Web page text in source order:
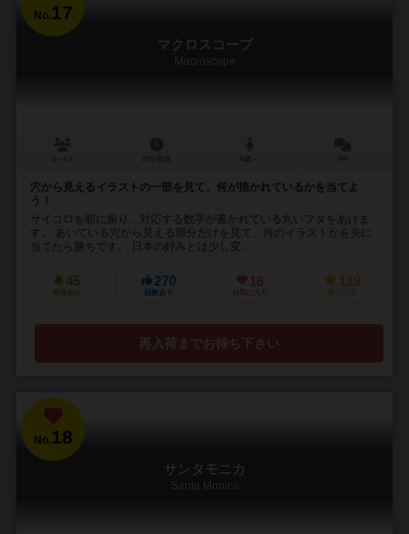
No.17
マクロスコープ
Macroscope
穴から見えるイラストの一部を見て、何が描かれているかを当てよ
う！
サイコロを順に振り、対応する数字が書かれている丸いフタをあけま
す。 あいている穴から見える部分だけを見て、何のイラストかを先に
当てたら勝ちです。 日本の好みとは少し変...
45
興味あり
270
経験あり
16
お気に入り
119
持ってる
再入荷までお待ち下さい
No.18
サンタモニカ
Santa Monica